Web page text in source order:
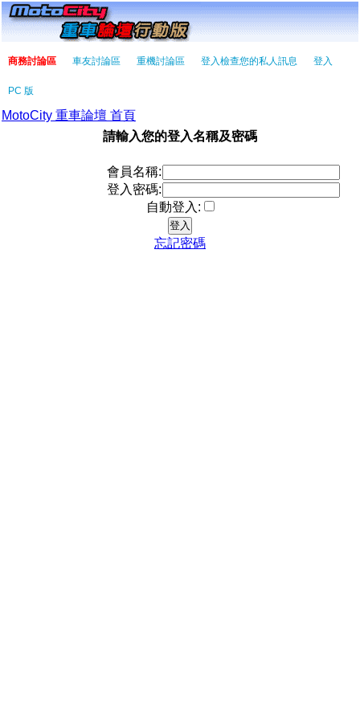
商務討論區 車友討論區 重機討論區 登入檢查您的私人訊息 登入
PC 版
MotoCity 重車論壇 首頁
請輸入您的登入名稱及密碼
會員名稱:
登入密碼:
自動登入:
忘記密碼